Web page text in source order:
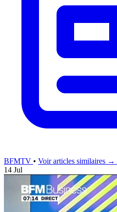
BFMTV • Voir articles similaires →
14 Jul